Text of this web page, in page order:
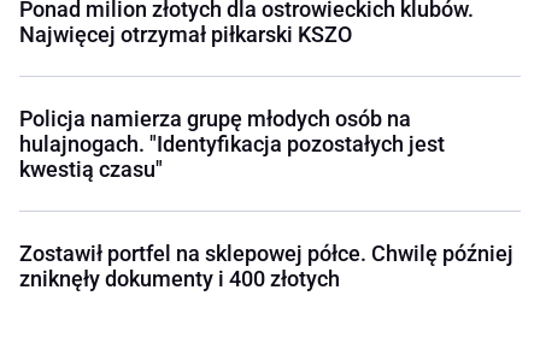
Ponad milion złotych dla ostrowieckich klubów.
Najwięcej otrzymał piłkarski KSZO
Policja namierza grupę młodych osób na
hulajnogach. "Identyfikacja pozostałych jest
kwestią czasu"
Zostawił portfel na sklepowej półce. Chwilę później
zniknęły dokumenty i 400 złotych